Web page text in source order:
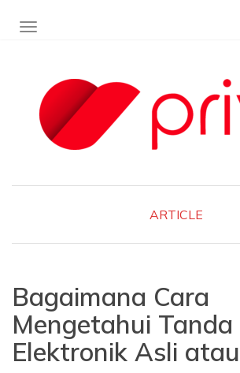
TOGGLE NAVIGATION
ARTICLE
Bagaimana Cara
Mengetahui
Elektronik Asli